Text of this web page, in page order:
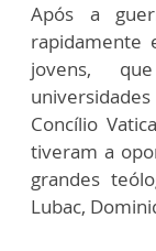
Após a
rapidamente
jovens,
Concílio
tiveram a
grandes
Lubac,